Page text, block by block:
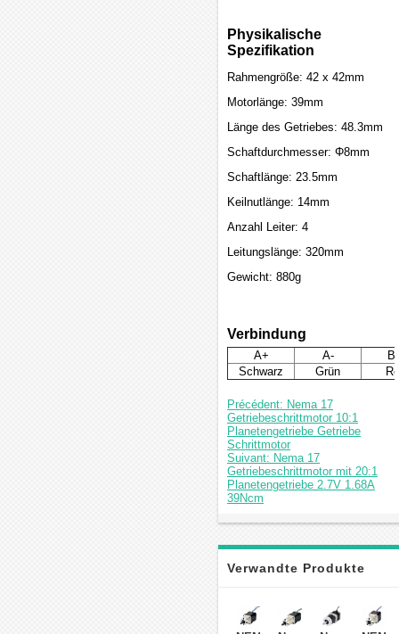
Physikalische
Spezifikation
Rahmengröße: 42 x 42mm
Motorlänge: 39mm
Länge des Getriebes: 48.3mm
Schaftdurchmesser: Φ8mm
Schaftlänge: 23.5mm
Keilnutlänge: 14mm
Anzahl Leiter: 4
Leitungslänge: 320mm
Gewicht: 880g
Verbindung
A+ A-
Schwarz
Grün
Précédent: Nema 17
Getriebeschrittmotor 10:1
Planetengetriebe Getriebe
Schrittmotor
Suivant: Nema 17
Getriebeschrittmotor mit 20:1
Planetengetriebe 2.7V 1.68A
39Ncm
Verwandte Produkte